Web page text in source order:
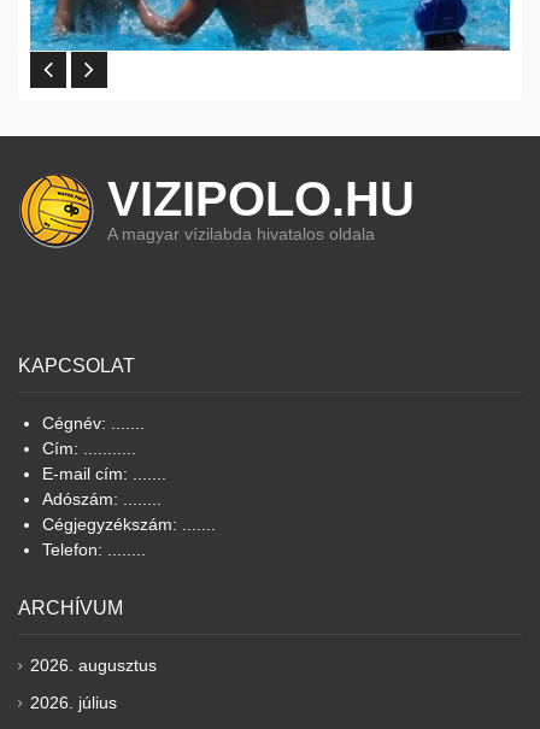
VIZIPOLO.HU
A magyar vízilabda hivatalos oldala
KAPCSOLAT
Cégnév: .......
Cím: ...........
E-mail cím: .......
Adószám: ........
Cégjegyzékszám: .......
Telefon: ........
ARCHÍVUM
2026. augusztus
2026. július